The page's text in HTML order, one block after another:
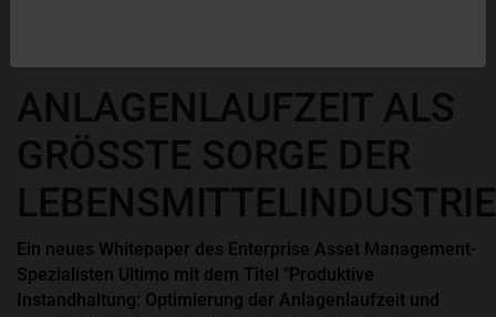
ANLAGENLAUFZEIT ALS
GRÖSSTE SORGE DER
LEBENSMITTELINDUSTRIE
Ein neues Whitepaper des Enterprise Asset Management-
Spezialisten Ultimo mit dem Titel "Produktive
Instandhaltung: Optimierung der Anlagenlaufzeit und